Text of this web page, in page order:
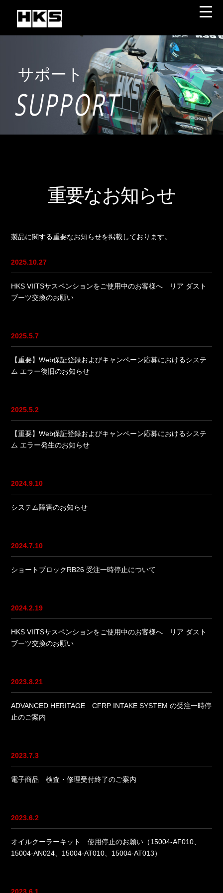
サポート
SUPPORT
重要なお知らせ
製品に関する重要なお知らせを掲載しております。
2025.10.27
HKS VIITSサスペンションをご使用中のお客様へ リア ダスト
ブーツ交換のお願い
2025.5.7
【重要】Web保証登録およびキャンペーン応募におけるシステ
ム エラー復旧のお知らせ
2025.5.2
【重要】Web保証登録およびキャンペーン応募におけるシステ
ム エラー発生のお知らせ
2024.9.10
システム障害のお知らせ
2024.7.10
ショートブロックRB26 受注一時停止について
2024.2.19
HKS VIITSサスペンションをご使用中のお客様へ リア ダスト
ブーツ交換のお願い
2023.8.21
ADVANCED HERITAGE CFRP INTAKE SYSTEM の受注一時停
止のご案内
2023.7.3
電子商品 検査・修理受付終了のご案内
2023.6.2
オイルクーラーキット 使用停止のお願い（15004-AF010、
15004-AN024、15004-AT010、15004-AT013）